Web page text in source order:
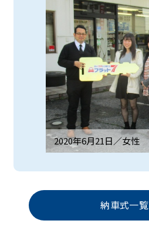
2020年6月21日／女性
納車式一覧